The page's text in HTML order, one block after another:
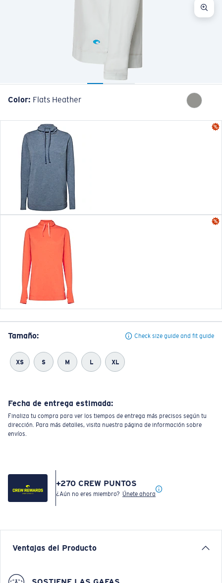
Color: Flats Heather
Tamaño: Check size guide and fit guide
XS S M L XL
Fecha de entrega estimada:
Finaliza tu compra para ver los tiempos de entrega más precisos según tu
dirección. Para más detalles, visita nuestra página de información sobre
envíos.
+270 CREW PUNTOS
¿Aún no eres miembro? Únete ahora
Ventajas del Producto